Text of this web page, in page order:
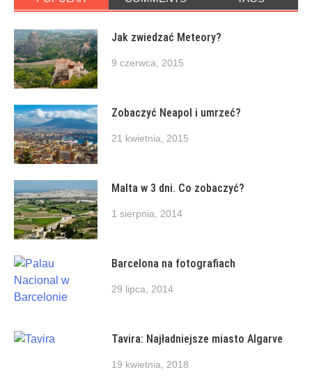
Jak zwiedzać Meteory?
9 czerwca, 2015
Zobaczyć Neapol i umrzeć?
21 kwietnia, 2015
Malta w 3 dni. Co zobaczyć?
1 sierpnia, 2014
Barcelona na fotografiach
29 lipca, 2014
Tavira: Najładniejsze miasto Algarve
19 kwietnia, 2018